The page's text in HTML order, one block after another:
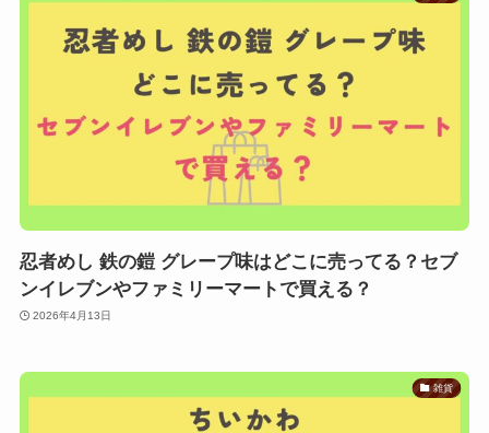
忍者めし 鉄の鎧 グレープ味はどこに売ってる？セブ
ンイレブンやファミリーマートで買える？
2026年4月13日
雑貨